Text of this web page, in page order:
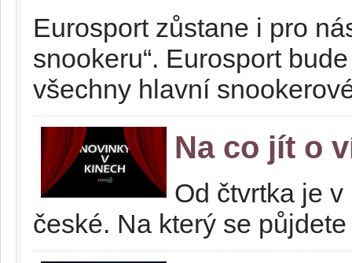
Eurosport zůstane i pro
snookeru“. Eurosport
všechny hlavní
Na co jít o
Od čtvrtka je
české. Na který se